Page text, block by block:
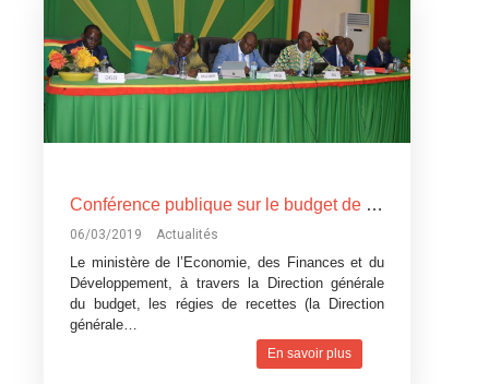
Conférence publique sur le budget de l’Etat, exercice 2019: Devoir de transparence vis-à-vis des citoyens burkinabè
06/03/2019 Actualités
Le ministère de l’Economie, des Finances et du
Développement, à travers la Direction générale
du budget, les régies de recettes (la Direction
générale…
En savoir plus